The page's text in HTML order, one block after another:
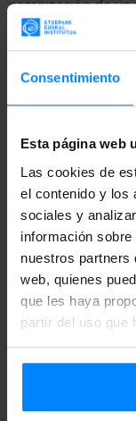
Consentimiento
Esta página web
Las cookies de
el contenido y los
sociales y
información
nuestros partners
web, quienes
que les haya
partir del uso que
Este año, y en
la UPV/EHU, se
Graduate Center
York. Por una
Ruper Ordorikay
Ben Monder,
octubre, Martin
conferencia-
en honor de Aita
18:00etan): en la
divulgativa sobre
interpretando a
continuación
compositores
Manuel de Falla.